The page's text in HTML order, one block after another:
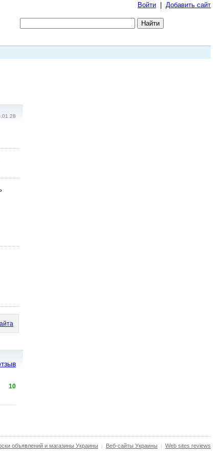
Войти Добавить сайт
10
объявлений и магазины Украины | Веб-сайты Украины | Web sites reviews